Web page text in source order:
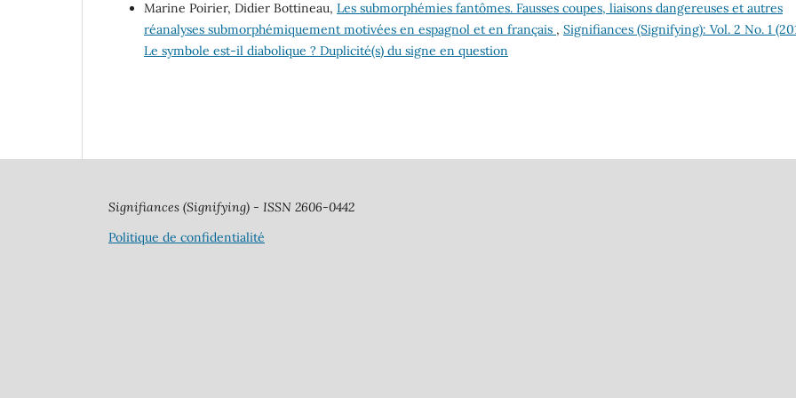
Marine Poirier, Didier Bottineau, Les submorphémies fantômes. Fausses coupes, liaisons dangereuses et autres
réanalyses submorphémiquement motivées en espagnol et en français , Signifiances (Signifying): Vol. 2 No. 1
Le symbole est-il diabolique ? Duplicité(s) du signe en question
Signifiances (Signifying) - ISSN 2606-0442
Politique de confidentialité